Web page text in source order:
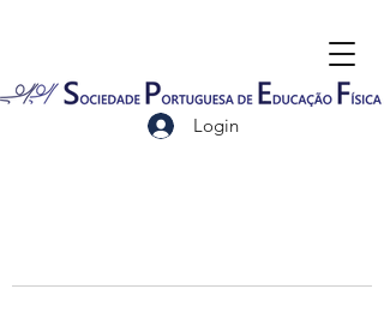
Login